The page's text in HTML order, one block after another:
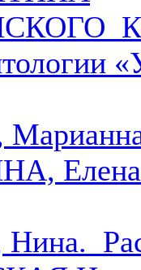
К